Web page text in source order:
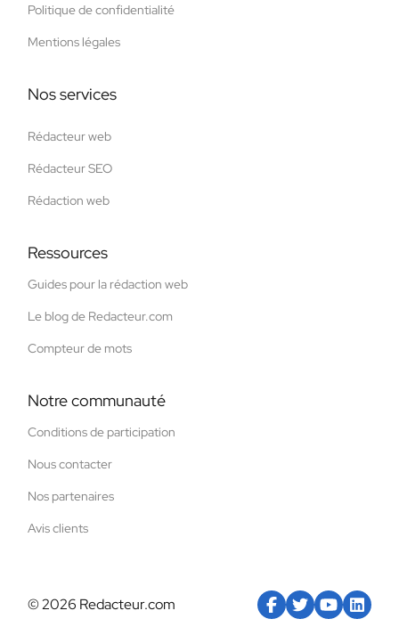
Politique de confidentialité
Mentions légales
Nos services
Rédacteur web
Rédacteur SEO
Rédaction web
Ressources
Guides pour la rédaction web
Le blog de Redacteur.com
Compteur de mots
Notre communauté
Conditions de participation
Nous contacter
Nos partenaires
Avis clients
© 2026 Redacteur.com